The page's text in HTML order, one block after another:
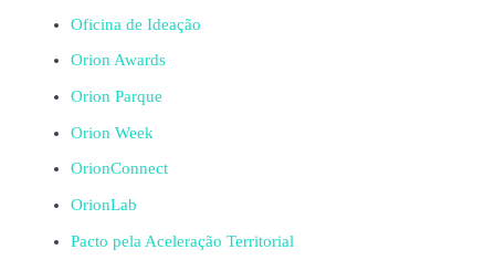
Oficina de Ideação
Orion Awards
Orion Parque
Orion Week
OrionConnect
OrionLab
Pacto pela Aceleração Territorial